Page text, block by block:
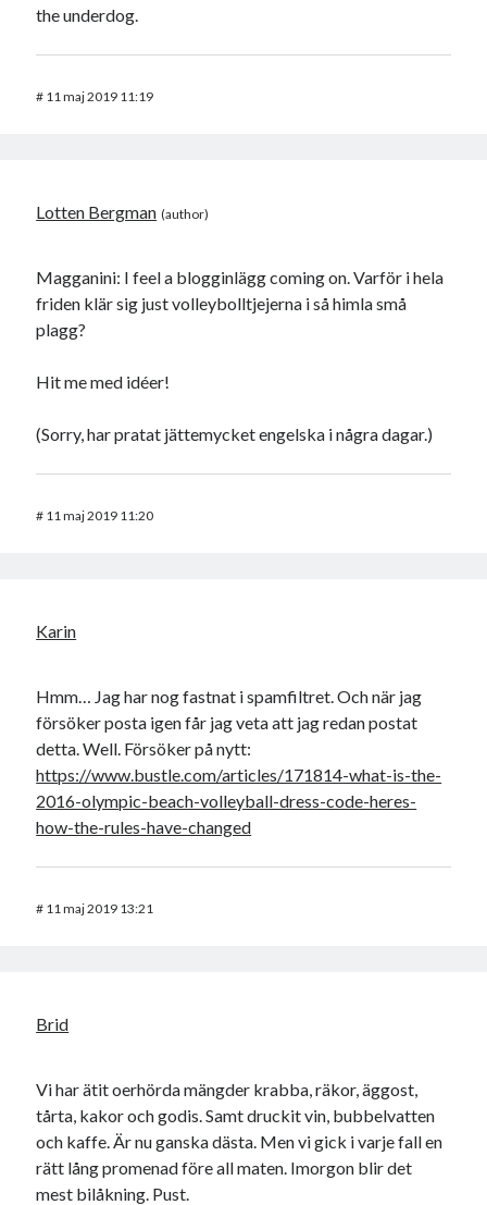
the underdog.
# 11 maj 2019 11:19
Lotten Bergman
Magganini: I feel a blogginlägg coming on. Varför i hela
friden klär sig just volleybolltjejerna i så himla små
plagg?
Hit me med idéer!
(Sorry, har pratat jättemycket engelska i några dagar.)
# 11 maj 2019 11:20
Karin
Hmm… Jag har nog fastnat i spamfiltret. Och när jag
försöker posta igen får jag veta att jag redan postat
detta. Well. Försöker på nytt:
https://www.bustle.com/articles/171814-what-is-the-
2016-olympic-beach-volleyball-dress-code-heres-
how-the-rules-have-changed
# 11 maj 2019 13:21
Brid
Vi har ätit oerhörda mängder krabba, räkor, äggost,
tårta, kakor och godis. Samt druckit vin, bubbelvatten
och kaffe. Är nu ganska dästa. Men vi gick i varje fall en
rätt lång promenad före all maten. Imorgon blir det
mest bilåkning. Pust.